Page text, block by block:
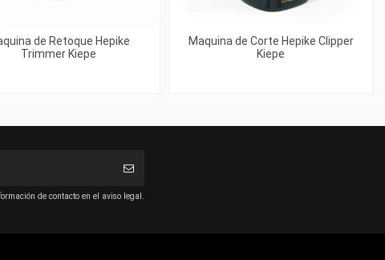
de Retoque Hepike
Trimmer Kiepe
Maquina de Corte Hepike Clipper
Kiepe
de contacto en el aviso legal.